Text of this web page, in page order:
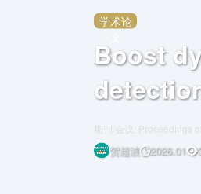
学术论
Boost
期刊/会议: Proceedings
Advanced Applications
贺超波 2026.01